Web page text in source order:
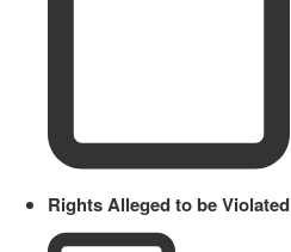
Rights Alleged to be Violated